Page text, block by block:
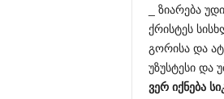
_ ზიარება
ქრისტეს
გორისა და
უზუსტესი და
ვერ იქნება